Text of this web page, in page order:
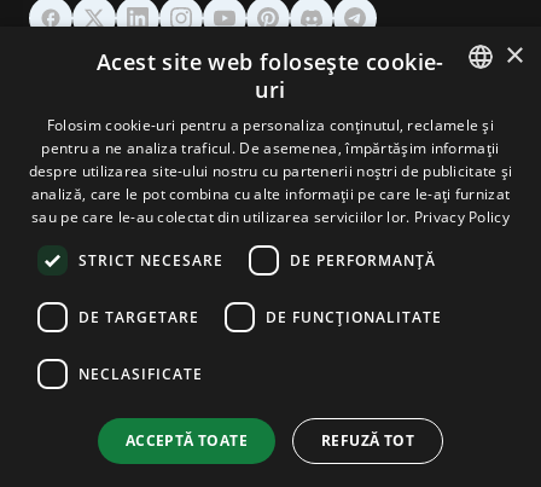
GĂZDUIRE
DOMENII & EMAIL
UNELTE & SECURITATE
COMPANIE
Terms and Conditions
ENGLISH
GERMAN
ROMANIAN
×
Acest site web folosește cookie-
uri
Folosim cookie-uri pentru a personaliza conținutul, reclamele și
pentru a ne analiza traficul. De asemenea, împărtășim informații
despre utilizarea site-ului nostru cu partenerii noștri de publicitate și
analiză, care le pot combina cu alte informații pe care le-ați furnizat
sau pe care le-au colectat din utilizarea serviciilor lor. Privacy Policy
STRICT NECESARE DE PERFORMANȚĂ
DE TARGETARE DE FUNCŢIONALITATE
NECLASIFICATE
ACCEPTĂ TOATE REFUZĂ TOT